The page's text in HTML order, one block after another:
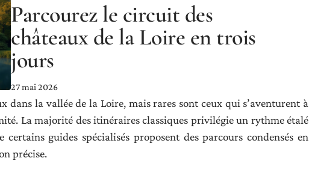
Parcourez le circuit des
châteaux de la Loire en trois
jours
27 mai 2026
dans la vallée de la Loire, mais rares sont ceux qui s’aventurent à
La majorité des itinéraires classiques privilégie un rythme étalé
guides spécialisés proposent des parcours condensés en
précise.